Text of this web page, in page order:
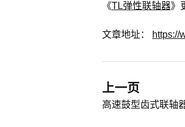
《TL弹性联轴器》
文章地址： https://
上一页
高速鼓型齿式联轴